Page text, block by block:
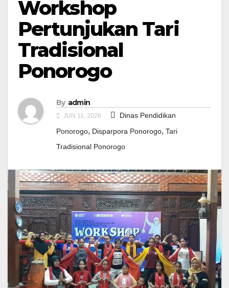
Workshop
Pertunjukan Tari
Tradisional
Ponorogo
By admin
JUN 11, 2026
Dinas Pendidikan
Ponorogo, Disparpora Ponorogo, Tari
Tradisional Ponorogo